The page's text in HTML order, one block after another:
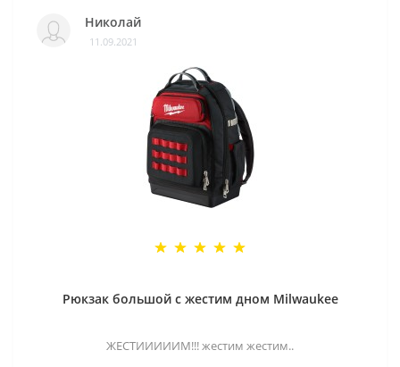
Николай
11.09.2021
Рюкзак большой с жестим дном Milwaukee
ЖЕСТИИИИИМ!!! жестим жестим..